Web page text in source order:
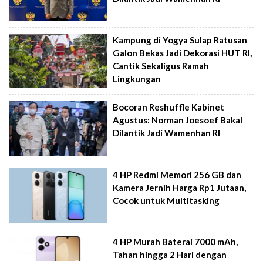
Kampung di Yogya Sulap Ratusan
Galon Bekas Jadi Dekorasi HUT RI,
Cantik Sekaligus Ramah
Lingkungan
Bocoran Reshuffle Kabinet
Agustus: Norman Joesoef Bakal
Dilantik Jadi Wamenhan RI
4 HP Redmi Memori 256 GB dan
Kamera Jernih Harga Rp1 Jutaan,
Cocok untuk Multitasking
4 HP Murah Baterai 7000 mAh,
Tahan hingga 2 Hari dengan